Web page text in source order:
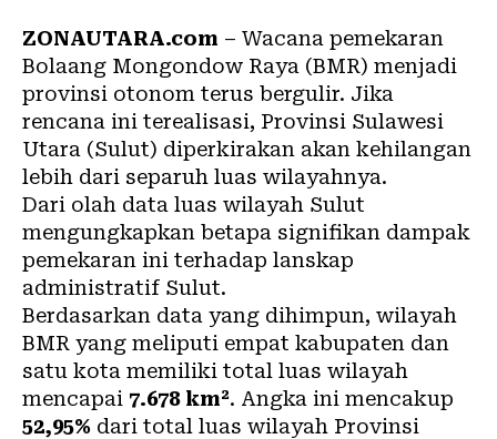
ZONAUTARA.com – Wacana pemekaran
Bolaang Mongondow Raya (BMR) menjadi
provinsi otonom terus bergulir. Jika
rencana ini terealisasi, Provinsi Sulawesi
Utara (Sulut) diperkirakan akan kehilangan
lebih dari separuh luas wilayahnya.
Dari olah data luas wilayah Sulut
mengungkapkan betapa signifikan dampak
pemekaran ini terhadap lanskap
administratif Sulut.
Berdasarkan data yang dihimpun, wilayah
BMR yang meliputi empat kabupaten dan
satu kota memiliki total luas wilayah
mencapai 7.678 km². Angka ini mencakup
52,95% dari total luas wilayah Provinsi